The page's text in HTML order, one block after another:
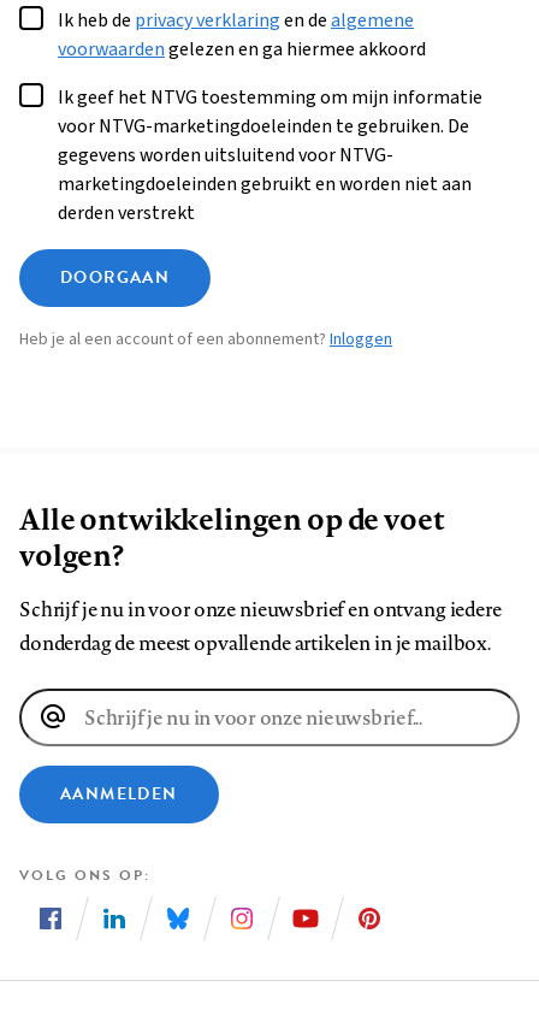
Ik heb de privacy verklaringen dealgemene
voorwaardengelezen en ga hiermee akkoord
Ik geef het NTVG toestemming om mijn informatie
voor NTVG-marketingdoeleinden te gebruiken. De
gegevens worden uitsluitend voor NTVG-
marketingdoeleinden gebruikt en worden niet aan
derden verstrekt
DOORGAAN
Heb je al een account of een abonnement? Inloggen
Alle ontwikkelingen op de voet
volgen?
Schrijf je nu in voor onze nieuwsbrief en ontvang iedere
donderdag de meest opvallende artikelen in je mailbox.
E-
mailadres
AANMELDEN
VOLG ONS OP
ons
ons
ons
ons
ons
ons